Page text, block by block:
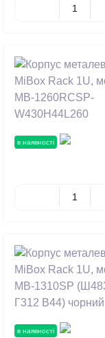
в наявності
в наявності